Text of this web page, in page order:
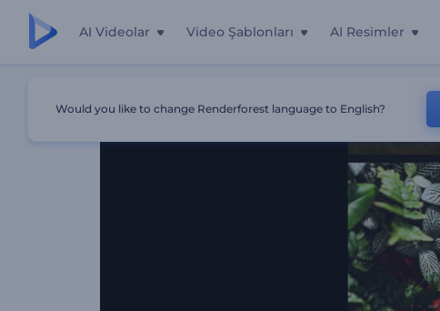
AI Videolar Video Şablonları AI Resimler
Would you like to change Renderforest language to English?